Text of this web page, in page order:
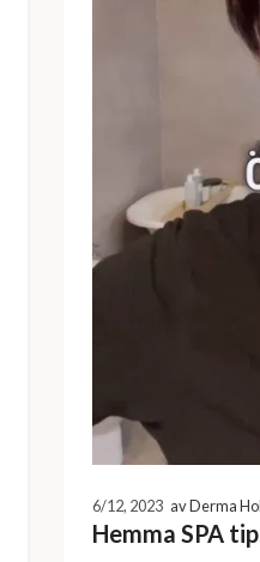
6/12, 2023 av Derma
Hemma SPA